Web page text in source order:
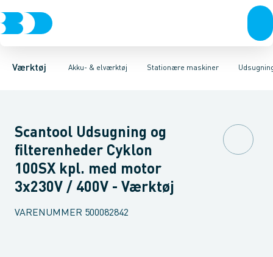
Værktøj Akku- & elværktøj
Akku- & elværktøj Håndværktøj RørværktøjBits & toppeBor
Stationære maskiner
Akku-værktøjElværktøjDiamantværktøjAffugtere &
Magnet boremaskinerSøjleboremaskinerBoremaskiner
Scantool Udsugning og
filterenheder Cyklon
100SX kpl. med motor
3x230V / 400V - Værktøj
VARENUMMER 500082842